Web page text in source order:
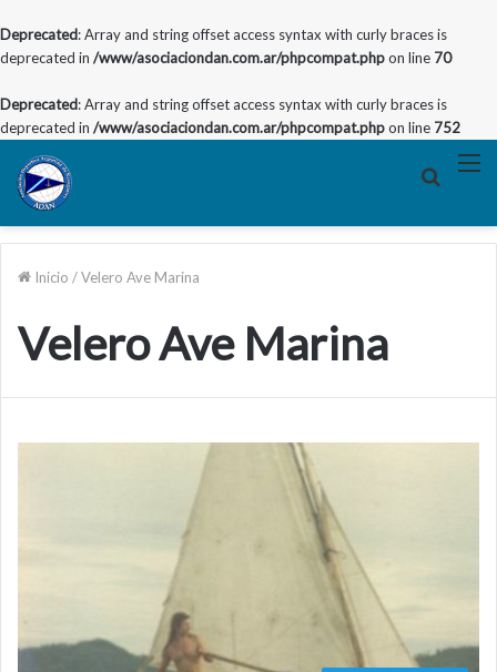
Deprecated: Array and string offset access syntax with curly braces is
deprecated in /www/asociaciondan.com.ar/phpcompat.phpon line 70
Deprecated: Array and string offset access syntax with curly braces is
deprecated in /www/asociaciondan.com.ar/phpcompat.phpon line 752
Inicio /Velero Ave Marina
Velero Ave Marina